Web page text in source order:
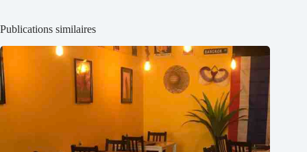
Publications similaires